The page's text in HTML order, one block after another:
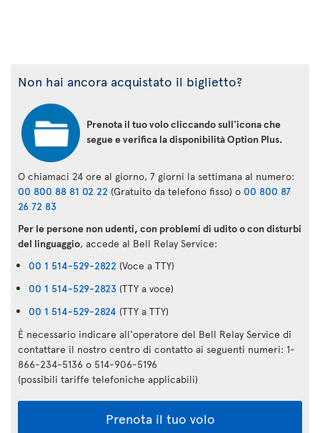
Non hai ancora acquistato il biglietto?
Prenota il tuo volo cliccando sull'icona che
segue e verifica la disponibilità Option Plus.
O chiamaci 24 ore al giorno, 7 giorni la settimana al numero:
00 800 88 81 02 22 (Gratuito da telefono fisso) o 00 800 87
26 72 83
Per le persone non udenti, con problemi di udito o con disturbi
del linguaggio, accede al Bell Relay Service:
00 1 514-529-2822 (Voce a TTY)
00 1 514-529-2823 (TTY a voce)
00 1 514-529-2824 (TTY a TTY)
È necessario indicare all'operatore del Bell Relay Service di
contattare il nostro centro di contatto ai seguenti numeri: 1-
866-234-5136 o 514-906-5196
(possibili tariffe telefoniche applicabili)
Prenota il tuo volo